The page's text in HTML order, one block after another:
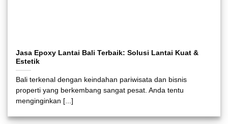
Jasa Epoxy Lantai Bali Terbaik: Solusi Lantai Kuat &
Estetik
Bali terkenal dengan keindahan pariwisata dan bisnis
properti yang berkembang sangat pesat. Anda tentu
menginginkan [...]